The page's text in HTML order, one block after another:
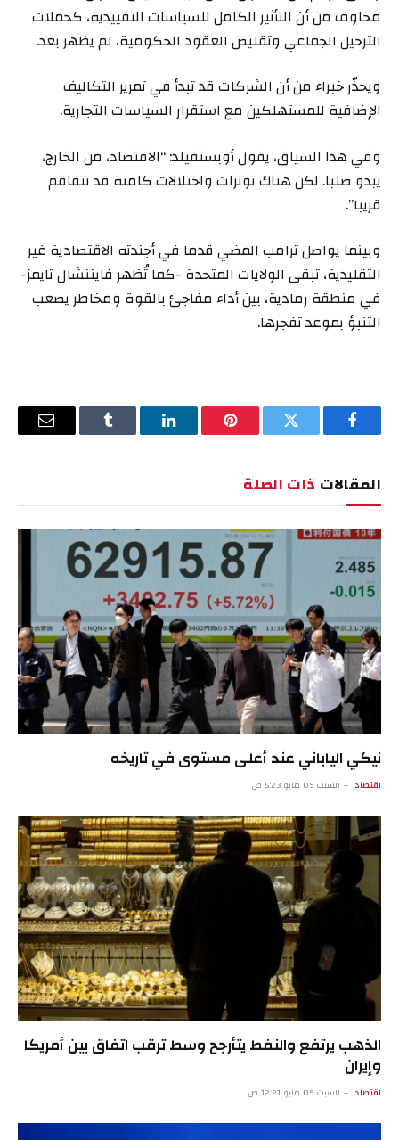
مخاوف من أن التأثير الكامل للسياسات التقييدية، كحملات
الترحيل الجماعي وتقليص العقود الحكومية، لم يظهر بعد.
ويحذّر خبراء من أن الشركات قد تبدأ في تمرير التكاليف
الإضافية للمستهلكين مع استقرار السياسات التجارية.
وفي هذا السياق، يقول أوبستفيلد: “الاقتصاد، من الخارج،
يبدو صلبا. لكن هناك توترات واختلالات كامنة قد تتفاقم
قريبا”.
وبينما يواصل ترامب المضي قدما في أجندته الاقتصادية غير
التقليدية، تبقى الولايات المتحدة -كما تُظهر فايننشال تايمز-
في منطقة رمادية، بين أداء مفاجئ بالقوة ومخاطر يصعب
التنبؤ بموعد تفجرها.
فيسبوك تويتر بينتيريستلينكدإن Tumblr
البريد
المقالات ذات الصلة
نيكي الياباني عند أعلى مستوى في تاريخه
اقتصاد السبت 09 مايو 5:23 ص
الذهب يرتفع والنفط يتأرجح وسط ترقب اتفاق بين أمريكا
وإيران
اقتصاد السبت 09 مايو 12:21 ص